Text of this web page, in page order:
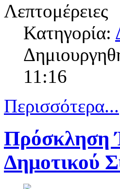
Λεπτομέρειες
Κατηγορία:
11:16
Περισσότερα...
Πρόσκληση
Δημοτικού